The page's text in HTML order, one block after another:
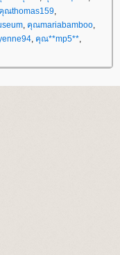
คุณthomas159,
, คุณmariabamboo,
, คุณ**mp5**,